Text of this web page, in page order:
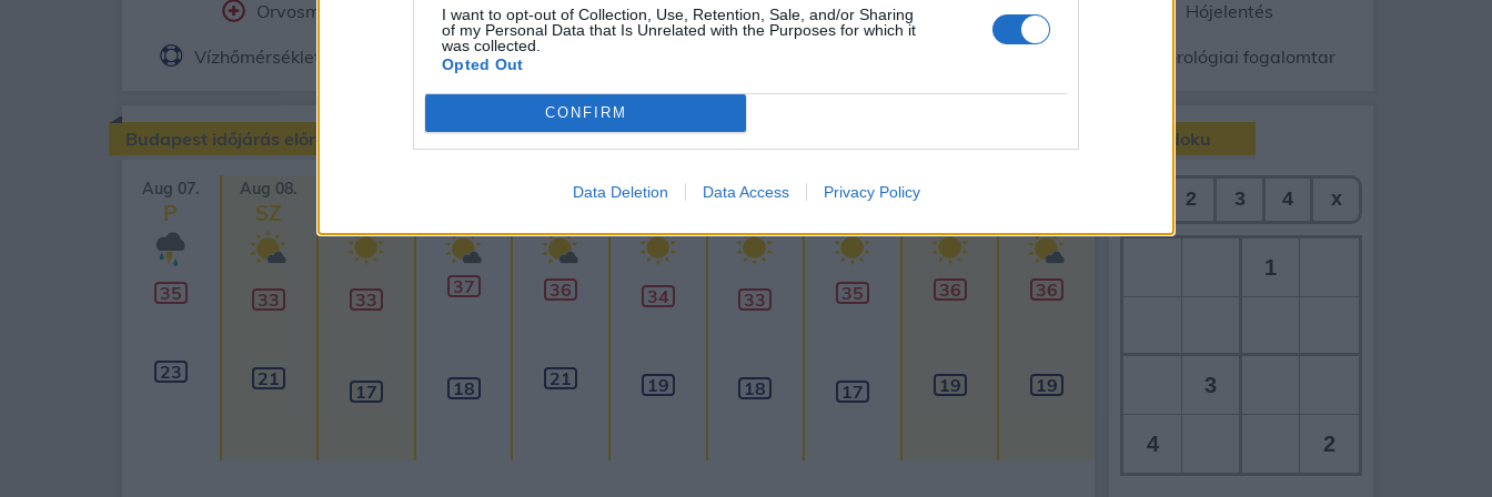
I want to opt-out of Collection, Use, Retention, Sale, and/or Sharing
of my Personal Data that Is Unrelated with the Purposes for which it
was collected.
Opted Out
CONFIRM
Data Deletion Data Access Privacy Policy
Orvosmeteorológia Felhőkép Hőtérkép Páratartalom Széltérkép Hójelentés
Vízhőmérséklet Holdnaptár Receptek Meteorológiai fogalomtar
Budapest időjárás előrejelzése 30napos
Aug 07.
P
35
23
Aug 08.
SZ
33
21
33
17
37
18
Aug 11.
36
21
Aug 12.
34
19
Aug 13.
33
18
Aug 14.
35
17
36
19
36
19
Sudoku
2 3 4 x
1
3
4 2